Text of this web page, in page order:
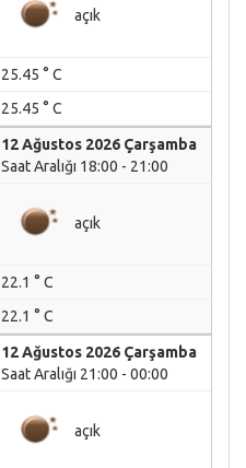
açık
25.45 ° C
25.45 ° C
12 Ağustos 2026 Çarşamba
Saat Aralığı 18:00 - 21:00
açık
22.1 ° C
22.1 ° C
12 Ağustos 2026 Çarşamba
Saat Aralığı 21:00 - 00:00
açık